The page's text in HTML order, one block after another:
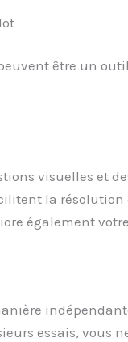
être un
visuelles et
la
également
essais, vous